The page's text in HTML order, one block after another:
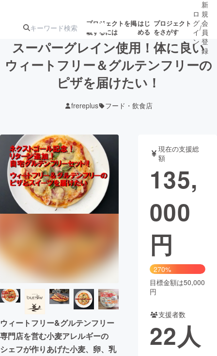
プロジェクトを掲
載するには
はじ
める
プロジェクト
をさがす
注目のリ 注目の新着プロ
ジェクト
募集終了が近いプ
テクノロジー・ガジェット
映像・映画 書籍・雑誌
ビジネス・起業 チャレンジ
まちづくり・地域活性化
CAMPFIRE for Social Good
CAMPFIRE Creation
CAMPFIREふるさと納税
コミュニティ
ロ
グ
イ
ン
/
新
規
会
員
登
録
スーパーグレイン使用！体に良い
ウィートフリー＆グルテンフリーの
ピザを届けたい！
frereplus フード・飲食店
ウィートフリー&グルテンフリー
専門店を営む小麦アレルギーの
シェフが作りあげた小麦、卵、乳
現在の支援総
額
135,
000
円
270%
目標金額は50,000
円
支援者数
22人